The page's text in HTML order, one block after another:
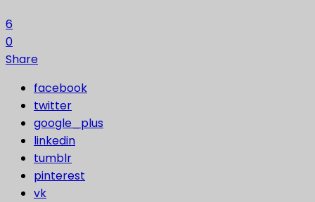
6
0
Share
facebook
twitter
google_plus
linkedin
tumblr
pinterest
vk